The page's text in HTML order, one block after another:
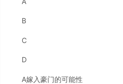
B
C
D
A嫁入豪门的可能性